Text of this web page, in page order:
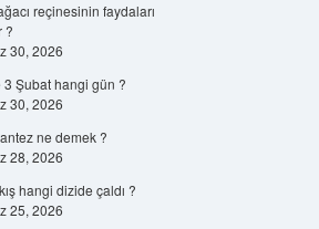
reçinesinin faydaları
?
30, 2026
3 Şubat hangi gün ?
30, 2026
ne demek ?
28, 2026
hangi dizide çaldı ?
25, 2026